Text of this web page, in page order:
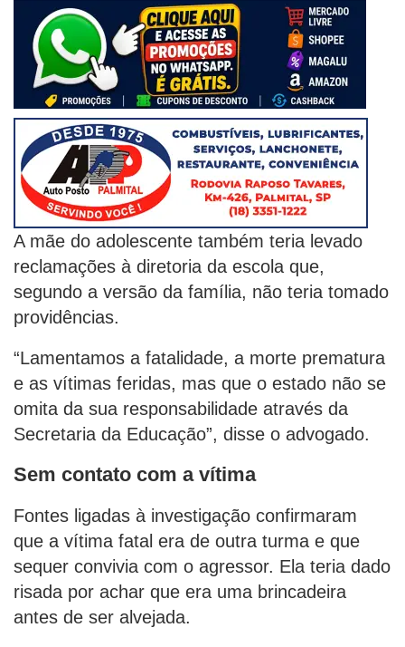
A mãe do adolescente também teria levado
reclamações à diretoria da escola que,
segundo a versão da família, não teria tomado
providências.
“Lamentamos a fatalidade, a morte prematura
e as vítimas feridas, mas que o estado não se
omita da sua responsabilidade através da
Secretaria da Educação”, disse o advogado.
Sem contato com a vítima
Fontes ligadas à investigação confirmaram
que a vítima fatal era de outra turma e que
sequer convivia com o agressor. Ela teria dado
risada por achar que era uma brincadeira
antes de ser alvejada.